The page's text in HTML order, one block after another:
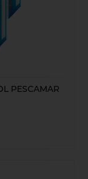
PESCAMAR